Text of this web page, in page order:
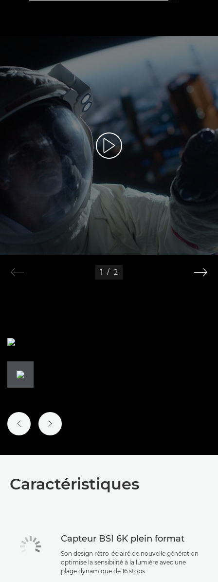
1 / 2
DIAPOSITIVE PRÉCÉDENTE
DIAPOSITIVE SUIVANTE
Caractéristiques
Capteur BSI 6K plein format
Son design rétro-éclairé de nouvelle génération
optimise la sensibilité à la lumière avec une
plage dynamique de 16 stops